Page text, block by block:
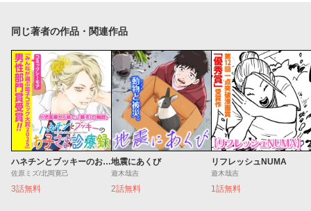
同じ著者の作品・関連作品
ハネチンとブッキーのお子さま診療録
佐原ミズ/北岡寛己
3話無料
地震にあくび
遊木哉吉
2話無料
リフレッシュNUMA
遊木哉吉
1話無料